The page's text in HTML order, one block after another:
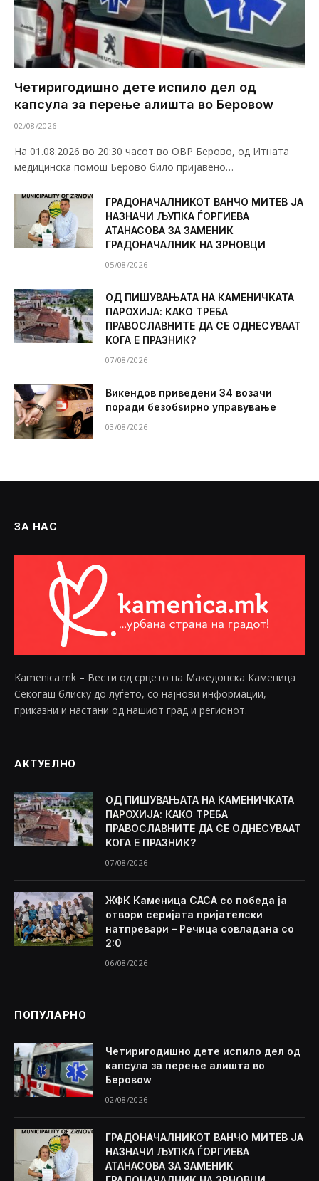
Четиригодишно дете испило дел од
капсула за перење алишта во Беровоw
02/08/2026
На 01.08.2026 во 20:30 часот во ОВР Берово, од Итната
медицинска помош Берово било пријавено…
ГРАДОНАЧАЛНИКОТ ВАНЧО МИТЕВ ЈА
НАЗНАЧИ ЉУПКА ЃОРГИЕВА
АТАНАСОВА ЗА ЗАМЕНИК
ГРАДОНАЧАЛНИК НА ЗРНОВЦИ
05/08/2026
ОД ПИШУВАЊАТА НА КАМЕНИЧКАТА
ПАРОХИЈА: КАКО ТРЕБА
ПРАВОСЛАВНИТЕ ДА СЕ ОДНЕСУВААТ
КОГА Е ПРАЗНИК?
07/08/2026
Викендов приведени 34 возачи
поради безобѕирно управување
03/08/2026
ЗА НАС
Kamenica.mk – Вести од срцето на Македонска Каменица
Секогаш блиску до луѓето, со најнови информации,
приказни и настани од нашиот град и регионот.
АКТУЕЛНО
ОД ПИШУВАЊАТА НА КАМЕНИЧКАТА
ПАРОХИЈА: КАКО ТРЕБА
ПРАВОСЛАВНИТЕ ДА СЕ ОДНЕСУВААТ
КОГА Е ПРАЗНИК?
07/08/2026
ЖФК Каменица САСА со победа ја
отвори серијата пријателски
натпревари – Речица совладана со
2:0
06/08/2026
ПОПУЛАРНО
Четиригодишно дете испило дел од
капсула за перење алишта во
Беровоw
02/08/2026
ГРАДОНАЧАЛНИКОТ ВАНЧО МИТЕВ ЈА
НАЗНАЧИ ЉУПКА ЃОРГИЕВА
АТАНАСОВА ЗА ЗАМЕНИК